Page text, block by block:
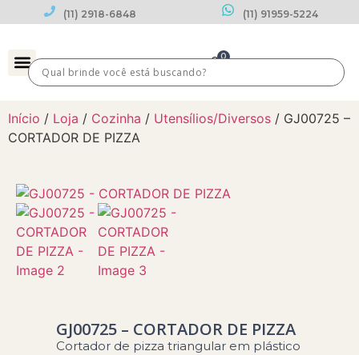
(11) 2918-6848 (11) 91959-5224
0
Início / Loja / Cozinha / Utensílios/Diversos / GJ00725 –
CORTADOR DE PIZZA
GJ00725 – CORTADOR DE PIZZA
Cortador de pizza triangular em plástico